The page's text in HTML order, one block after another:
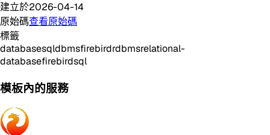
建立於2026-04-14
原始碼查看原始碼
標籤
databasesqldbmsfirebirdrdbmsrelational-
databasefirebirdsql
模板內的服務